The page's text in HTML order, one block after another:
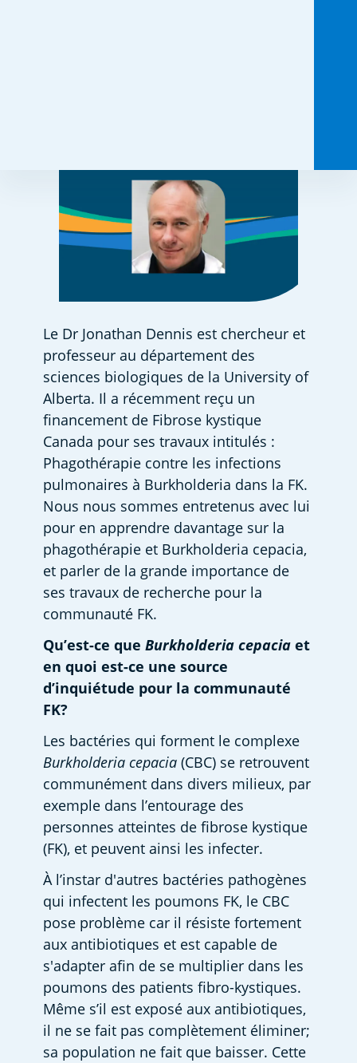
Le Dr Jonathan Dennis est chercheur et
professeur au département des
sciences biologiques de la University of
Alberta. Il a récemment reçu un
financement de Fibrose kystique
Canada pour ses travaux intitulés :
Phagothérapie contre les infections
pulmonaires à Burkholderia dans la FK.
Nous nous sommes entretenus avec lui
pour en apprendre davantage sur la
phagothérapie et Burkholderia cepacia,
et parler de la grande importance de
ses travaux de recherche pour la
communauté FK.
Qu’est-ce que Burkholderia cepacia et
en quoi est-ce une source
d’inquiétude pour la communauté
FK?
Burkholderia cepacia (CBC) se retrouvent
communément dans divers milieux, par
exemple dans l’entourage des
personnes atteintes de fibrose kystique
(FK), et peuvent ainsi les infecter.
À l’instar d'autres bactéries pathogènes
qui infectent les poumons FK, le CBC
pose problème car il résiste fortement
aux antibiotiques et est capable de
s'adapter afin de se multiplier dans les
poumons des patients fibro-kystiques.
Même s’il est exposé aux antibiotiques,
il ne se fait pas complètement éliminer;
sa population ne fait que baisser. Cette